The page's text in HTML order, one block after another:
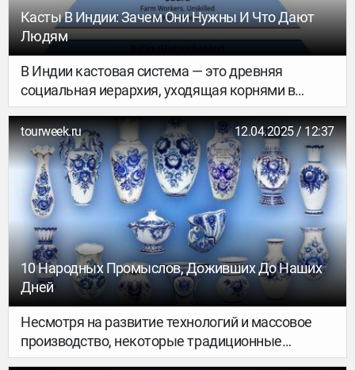
Касты В Индии: Зачем Они Нужны И Что Дают
Людям
В Индии кастовая система — это древняя
социальная иерархия, уходящая корнями в
ведийскую эпоху (более 3 тысяч лет назад). Она
формально отменена Конституцией Индии, но до
сих пор влияет на общественную жизнь,
особенно в сельской местности и при
заключении браков.
tourweek.ru 12.04.2025 / 12:37
10 Народных Промыслов, Доживших До Наших
Дней
Несмотря на развитие технологий и массовое
производство, некоторые традиционные
ремёсла продолжают жить, сохраняя культурное